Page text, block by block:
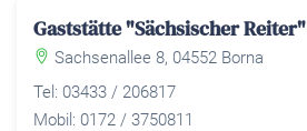
Gaststätte "Sächsischer Reiter"
Sachsenallee 8, 04552 Borna
Tel: 03433 / 206817
Mobil: 0172 / 3750811